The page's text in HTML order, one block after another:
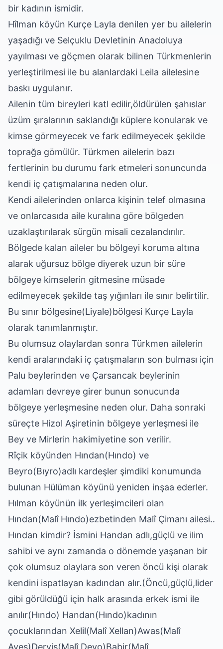
bir kadının ismidir.
Hîlman köyün Kurçe Layla denilen yer bu ailelerin
yaşadığı ve Selçuklu Devletinin Anadoluya
yayılması ve göçmen olarak bilinen Türkmenlerin
yerleştirilmesi ile bu alanlardaki Leila ailelesine
baskı uygulanır.
Ailenin tüm bireyleri katl edilir,öldürülen şahıslar
üzüm şıralarının saklandığı küplere konularak ve
kimse görmeyecek ve fark edilmeyecek şekilde
toprağa gömülür. Türkmen ailelerin bazı
fertlerinin bu durumu fark etmeleri sonuncunda
kendi iç çatışmalarına neden olur.
Kendi ailelerinden onlarca kişinin telef olmasına
ve onlarcasıda aile kuralına göre bölgeden
uzaklaştırılarak sürgün misali cezalandırılır.
Bölgede kalan aileler bu bölgeyi koruma altına
alarak uğursuz bölge diyerek uzun bir süre
bölgeye kimselerin gitmesine müsade
edilmeyecek şekilde taş yığınları ile sınır belirtilir.
Bu sınır bölgesine(Liyale)bölgesi Kurçe Layla
olarak tanımlanmıştır.
Bu olumsuz olaylardan sonra Türkmen ailelerin
kendi aralarındaki iç çatışmaların son bulması için
Palu beylerinden ve Çarsancak beylerinin
adamları devreye girer bunun sonucunda
bölgeye yerleşmesine neden olur. Daha sonraki
süreçte Hizol Aşiretinin bölgeye yerleşmesi ile
Bey ve Mirlerin hakimiyetine son verilir.
Rîçik köyünden Hından(Hındo) ve
Beyro(Bıyro)adlı kardeşler şimdiki konumunda
bulunan Hülüman köyünü yeniden inşaa ederler.
Hılman köyünün ilk yerleşimcileri olan
Hından(Malî Hındo)ezbetinden Malî Çimanı ailesi..
Hından kimdir? İsmini Handan adlı,güçlü ve ilim
sahibi ve aynı zamanda o dönemde yaşanan bir
çok olumsuz olaylara son veren öncü kişi olarak
kendini ispatlayan kadından alır.(Öncü,güçlü,lider
gibi görüldüğü için halk arasında erkek ismi ile
anılır(Hındo) Handan(Hındo)kadının
çocuklarından Xelil(Malî Xellan)Awas(Malî
Aves)Derviş(Malî Devo)Babir(Malî